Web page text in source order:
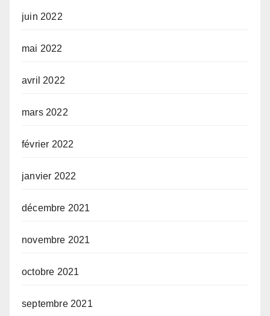
juin 2022
mai 2022
avril 2022
mars 2022
février 2022
janvier 2022
décembre 2021
novembre 2021
octobre 2021
septembre 2021